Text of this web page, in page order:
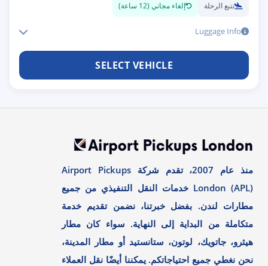
تتبع الرحلة إلغاء مجاني (12 ساعة)
Luggage Info
SELECT VEHICLE
منذ عام 2007، تقدم شركة Airport Pickups
London (APL) خدمات النقل التنفيذي من جميع
مطارات لندن. بفضل خبرتنا، نضمن تقديم خدمة
متكاملة من البداية إلى النهاية. سواء كان مطار
هيثرو، جاتويك، لوتون، ستانستيد أو مطار المدينة،
نحن نغطي جميع احتياجاتكم. يمكننا أيضًا نقل العملاء